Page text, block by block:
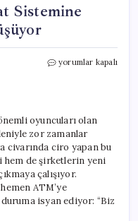
Sistemine
Kuryeler
Etti:
Gelirleri
Düşüyor
için
yorumlar kapalı
oyuncuları olan
zor zamanlar
civarında ciro yapan bu
hem de şirketlerin yeni
çalışıyor.
ATM’ye
isyan ediyor: “Biz